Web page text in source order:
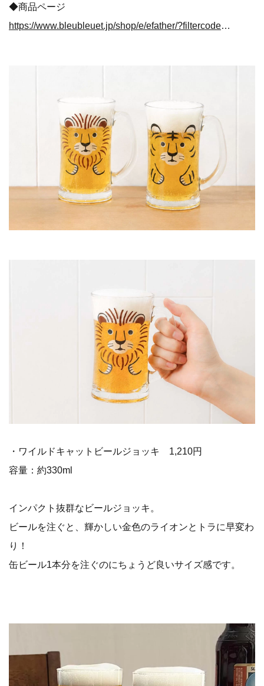
◆商品ページ
https://www.bleubleuet.jp/shop/e/efather/?filtercode13=1
・ワイルドキャットビールジョッキ 1,210円
容量：約330ml
インパクト抜群なビールジョッキ。
ビールを注ぐと、輝かしい金色のライオンとトラに早変わ
り！
缶ビール1本分を注ぐのにちょうど良いサイズ感です。